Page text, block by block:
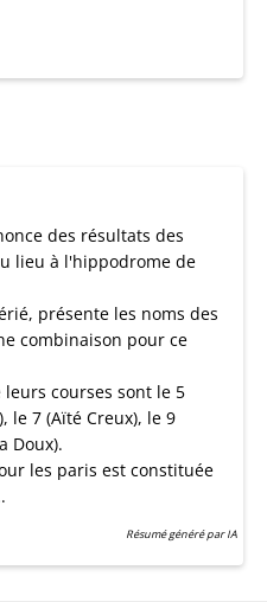
des résultats des
lieu à l'hippodrome de
présente les noms des
combinaison pour ce
courses sont le 5
le 7 (Aïté Creux), le 9
Doux).
les paris est constituée
Résumé généré par IA